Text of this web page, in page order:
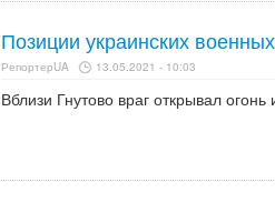
Позиции украинских
РепортерUA 13.05.2021 - 10:03
Вблизи Гнутово враг открывал